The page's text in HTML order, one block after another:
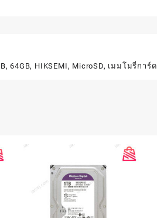
,64GB, HIKSEMI, MicroSD, เมมโมรี่การ์ด